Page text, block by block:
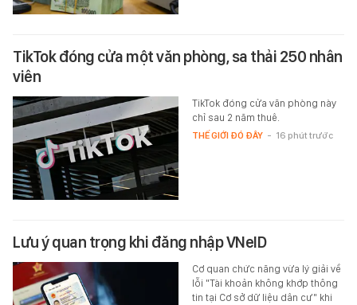
TikTok đóng cửa một văn phòng, sa thải 250 nhân
viên
TikTok đóng cửa văn phòng này
chỉ sau 2 năm thuê.
THẾ GIỚI ĐÓ ĐÂY - 16 phút trước
Lưu ý quan trọng khi đăng nhập VNeID
Cơ quan chức năng vừa lý giải về
lỗi "Tài khoản không khớp thông
tin tại Cơ sở dữ liệu dân cư" khi